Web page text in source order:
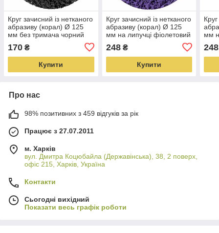
Круг зачисний із нетканого
абразиву (корал) Ø 125
мм без тримача чорний
м'який SIGMA (9175841)
170 ₴
Купити
Круг зачисний із нетканого
абразиву (корал) Ø 125
мм на липучці фіолетовий
(9176161)
248₴
Купити
мм
248
Про нас
98% позитивних з 459 відгуків за рік
Працює з 27.07.2011
м. Харків
вул. Дмитра Коцюбайла (Державінська), 38, 2 поверх,
офіс 215, Харків, Україна
Контакти
Сьогодні вихідний
Показати весь графік роботи